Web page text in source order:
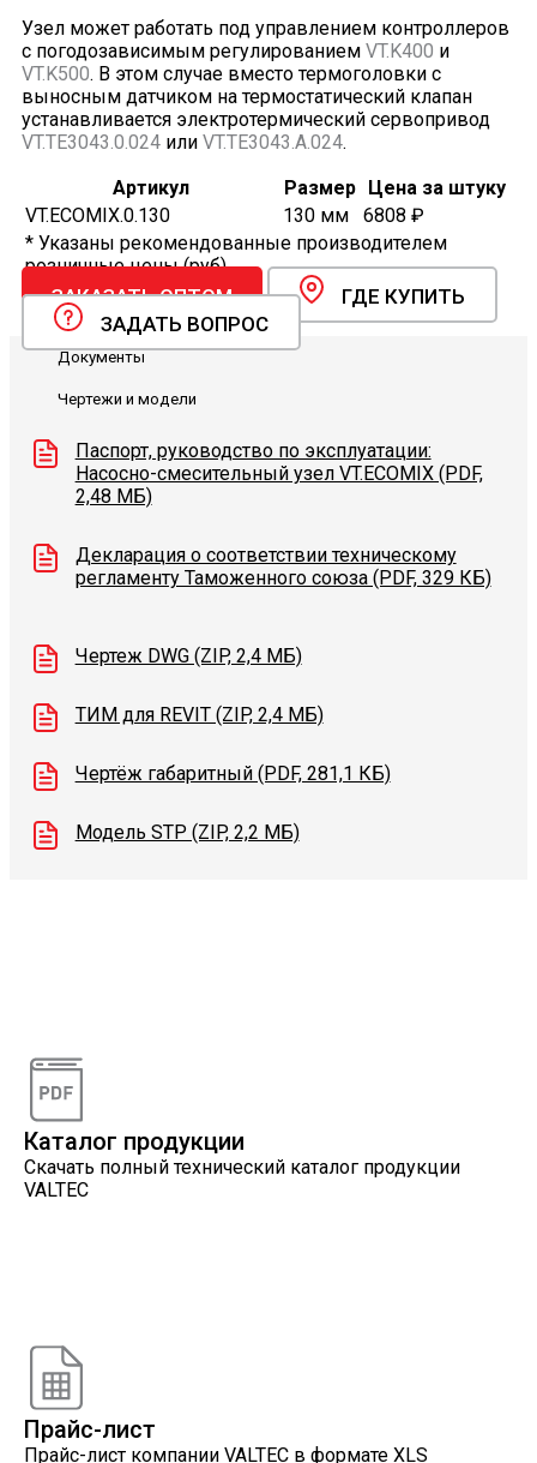
Узел может работать под управлением контроллеров
с погодозависимым регулированием VT.K400 и
VT.K500. В этом случае вместо термоголовки с
выносным датчиком на термостатический клапан
устанавливается электротермический сервопривод
VT.TE3043.0.024или VT.TE3043.A.024.
Артикул
Размер Цена за штуку
VT.ECOMIX.0.130
130 мм
6808 ₽
* Указаны рекомендованные производителем
розничные цены (руб).
ЗАКАЗАТЬ ОПТОМ
ГДЕ КУПИТЬ
ЗАДАТЬ ВОПРОС
Документы
Чертежи и модели
Паспорт, руководство по эксплуатации:
Насосно-смесительный узел VT.ECOMIX (PDF,
2,48 МБ)
Декларация о соответствии техническому
регламенту Таможенного союза (PDF, 329 КБ)
Чертеж DWG (ZIP, 2,4 МБ)
ТИМ для REVIT (ZIP, 2,4 МБ)
Чертёж габаритный (PDF, 281,1 КБ)
Модель STP (ZIP, 2,2 МБ)
Каталог продукции
Скачать полный технический каталог продукции
VALTEC
Прайс-лист
Прайс-лист компании VALTEC в формате XLS